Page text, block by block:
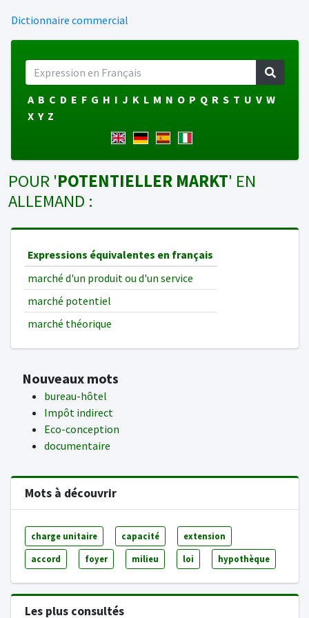
Dictionnaire commercial
A B C D E F G H I J K L M N O P Q R S T U V W
X Y Z
POUR 'POTENTIELLER MARKT' EN
ALLEMAND :
Expressions équivalentes en français
marché d'un produit ou d'un service
marché potentiel
marché théorique
Nouveaux mots
bureau-hôtel
Impôt indirect
Eco-conception
documentaire
Mots à découvrir
charge unitaire capacité extension
accord foyer milieu loi hypothèque
Les plus consultés